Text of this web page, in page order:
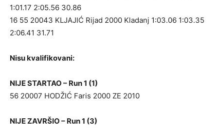
1:01.17 2:05.56 30.86
16 55 20043 KLJAJIĆ Rijad 2000 Kladanj 1:03.06 1:03.35
2:06.41 31.71
Nisu kvalifikovani:
NIJE STARTAO – Run 1 (1)
56 20007 HODŽIĆ Faris 2000 ZE 2010
NIJE ZAVRŠIO – Run 1 (3)